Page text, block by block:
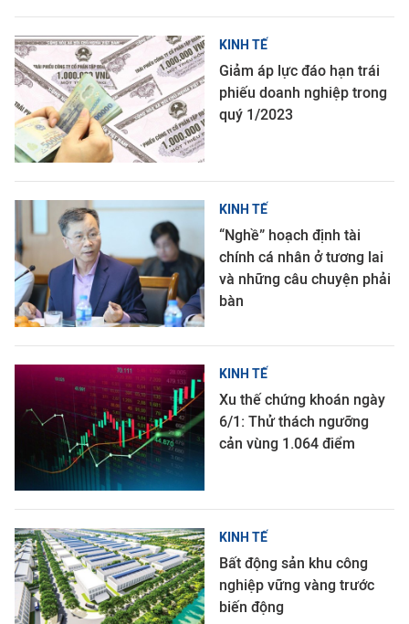
KINH TẾ
Giảm áp lực đáo hạn trái
phiếu doanh nghiệp trong
quý 1/2023
KINH TẾ
“Nghề” hoạch định tài
chính cá nhân ở tương lai
và những câu chuyện phải
bàn
KINH TẾ
Xu thế chứng khoán ngày
6/1: Thử thách ngưỡng
cản vùng 1.064 điểm
KINH TẾ
Bất động sản khu công
nghiệp vững vàng trước
biến động